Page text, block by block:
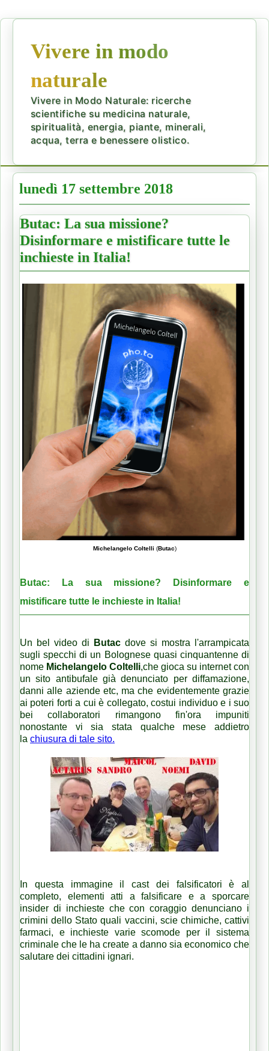
Vivere in modo
naturale
Vivere in Modo Naturale: ricerche
scientifiche su medicina naturale,
spiritualità, energia, piante, minerali,
acqua, terra e benessere olistico.
lunedì 17 settembre 2018
Butac: La sua missione?
Disinformare e mistificare tutte le
inchieste in Italia!
Michelangelo Coltelli (Butac)
Butac: La sua missione? Disinformare e
mistificare tutte le inchieste in Italia!
Un bel video di Butac dove si mostra l'arrampicata
sugli specchi di un Bolognese quasi cinquantenne di
nome Michelangelo Coltelli,che gioca su internet con
un sito antibufale già denunciato per diffamazione,
danni alle aziende etc, ma che evidentemente grazie
ai poteri forti a cui è collegato, costui individuo e i suo
bei collaboratori rimangono fin'ora impuniti
nonostante vi sia stata qualche mese addietro
la chiusura di tale sito.
In questa immagine il cast dei falsificatori è al
completo, elementi atti a falsificare e a sporcare
insider di inchieste che con coraggio denunciano i
crimini dello Stato quali vaccini, scie chimiche, cattivi
farmaci, e inchieste varie scomode per il sistema
criminale che le ha create a danno sia economico che
salutare dei cittadini ignari.